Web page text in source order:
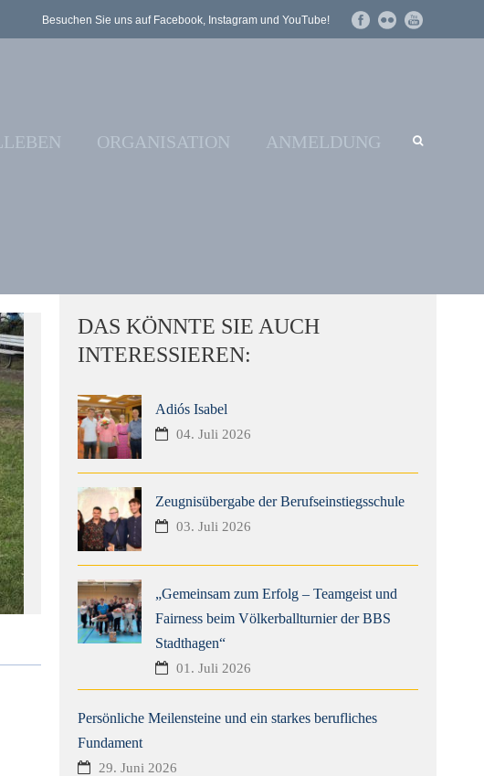
Besuchen Sie uns auf Facebook, Instagram und YouTube!
ORGANISATION ANMELDUNG
DAS KÖNNTE SIE AUCH
INTERESSIEREN:
Adiós Isabel
04. Juli 2026
Zeugnisübergabe der Berufseinstiegsschule
03. Juli 2026
„Gemeinsam zum Erfolg – Teamgeist und
Fairness beim Völkerballturnier der BBS
Stadthagen“
01. Juli 2026
Persönliche Meilensteine und ein starkes berufliches
Fundament
29. Juni 2026